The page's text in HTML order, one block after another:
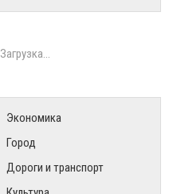
Загрузка...
Экономика
Город
Дороги и транспорт